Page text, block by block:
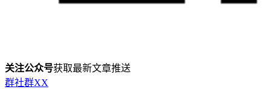
关注公众号获取最新文章推送
群社群XX